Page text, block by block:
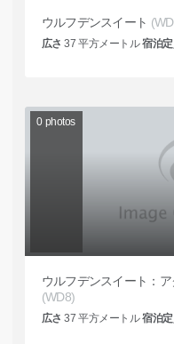
ウルフデンスイート
広さ 37 平方メートル宿泊
0 photos
ウルフデンスイート：
(WD8)
広さ 37 平方メートル宿泊